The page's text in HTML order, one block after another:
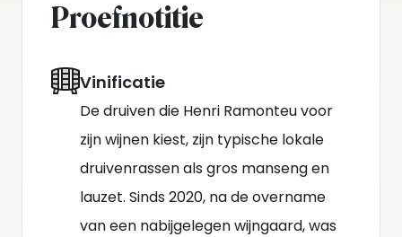
Proefnotitie
Vinificatie
De druiven die Henri Ramonteu voor
zijn wijnen kiest, zijn typische lokale
druivenrassen als gros manseng en
lauzet. Sinds 2020, na de overname
van een nabijgelegen wijngaard, was